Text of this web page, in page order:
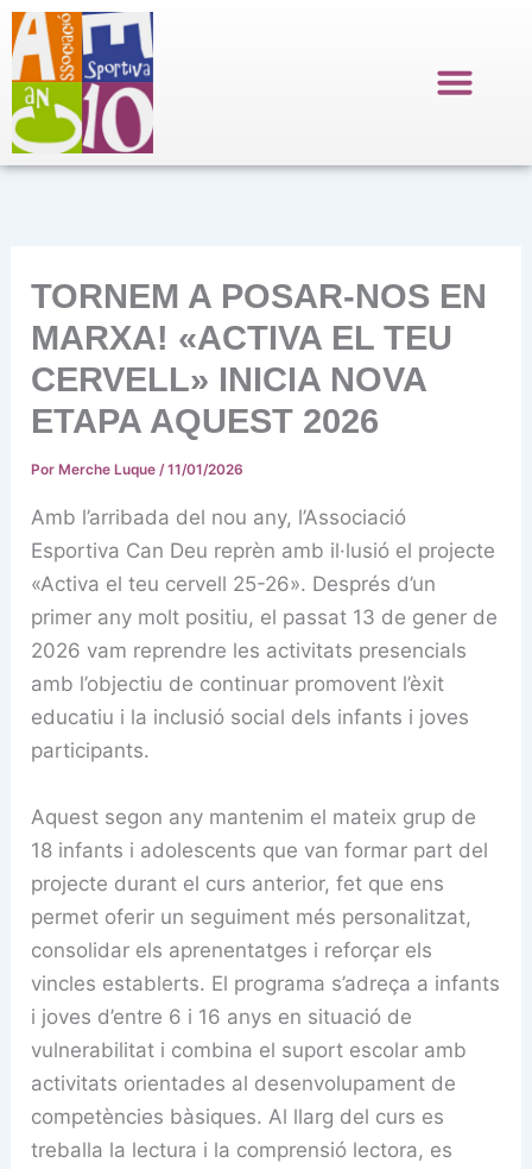
al
contenido
TORNEM A POSAR-NOS EN
MARXA! «ACTIVA EL TEU
CERVELL» INICIA NOVA
ETAPA AQUEST 2026
Por Merche Luque/11/01/2026
Amb l’arribada del nou any, l’Associació
Esportiva Can Deu reprèn amb il·lusió el projecte
«Activa el teu cervell 25-26». Després d’un
primer any molt positiu, el passat 13 de gener de
2026 vam reprendre les activitats presencials
amb l’objectiu de continuar promovent l’èxit
educatiu i la inclusió social dels infants i joves
participants.
Aquest segon any mantenim el mateix grup de
18 infants i adolescents que van formar part del
projecte durant el curs anterior, fet que ens
permet oferir un seguiment més personalitzat,
consolidar els aprenentatges i reforçar els
vincles establerts. El programa s’adreça a infants
i joves d’entre 6 i 16 anys en situació de
vulnerabilitat i combina el suport escolar amb
activitats orientades al desenvolupament de
competències bàsiques. Al llarg del curs es
treballa la lectura i la comprensió lectora, es